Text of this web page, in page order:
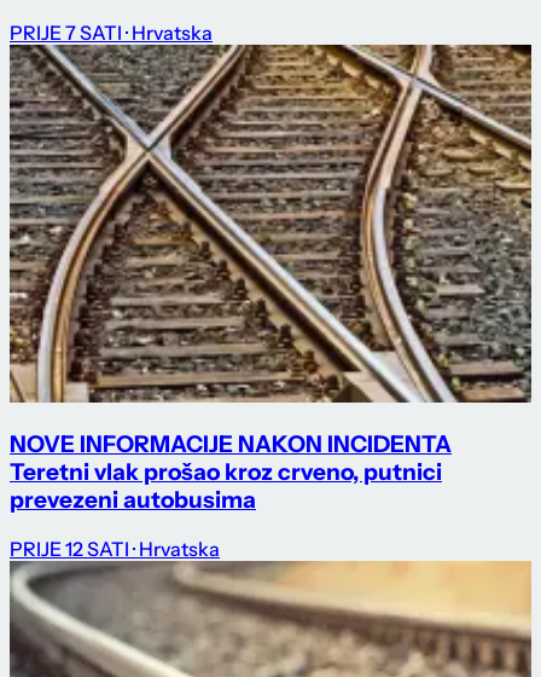
PRIJE 7 SATI · Hrvatska
NOVE INFORMACIJE NAKON INCIDENTA
Teretni vlak prošao kroz crveno, putnici
prevezeni autobusima
PRIJE 12 SATI · Hrvatska